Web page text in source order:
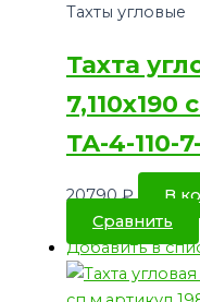
Тахты угловые
Тахта
7,110х190
ТА-4-110-
20790₽
В
Сравнить
Добавить в